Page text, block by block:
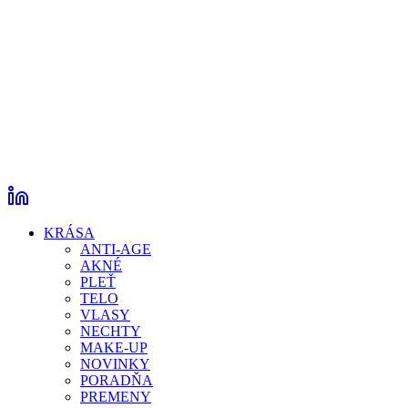
KRÁSA
ANTI-AGE
AKNÉ
PLEŤ
TELO
VLASY
NECHTY
MAKE-UP
NOVINKY
PORADŇA
PREMENY